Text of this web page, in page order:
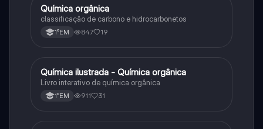
Química
Química orgânica
classificação de carbono e hidrocarbonetos
1°EM 847 19
Química
Química ilustrada - Química orgânica
Livro interativo de química orgânica
1°EM 911 31